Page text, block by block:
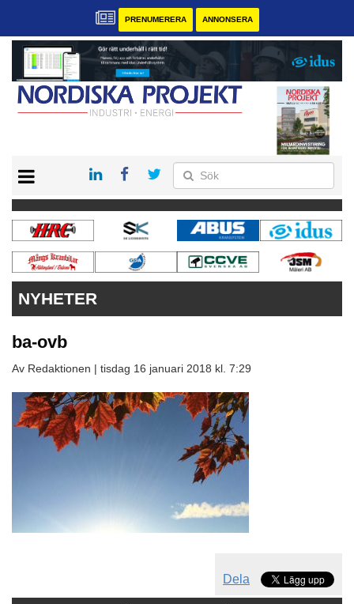
PRENUMERERA ANNONSERA
KONTAKT
VÅRA ANDRA MAGASIN
PRENUMERERA
ANNONSERA
NYHETER
ba-ovb
Av Redaktionen | tisdag 16 januari 2018 kl. 7:29
Dela